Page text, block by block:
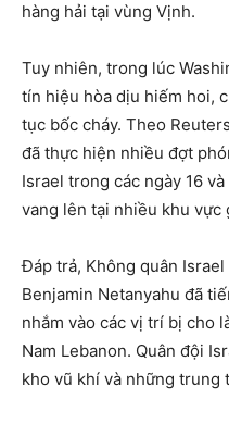
hàng hải tại vùng Vịnh.
Tuy nhiên, trong lúc
tín hiệu hòa dịu hiếm hoi,
tục bốc cháy. Theo
đã thực hiện nhiều đợt
Israel trong các ngày 16
vang lên tại nhiều khu
Đáp trả, Không quân
Benjamin Netanyahu đã
nhắm vào các vị trí bị cho
Nam Lebanon. Quân đội
kho vũ khí và những trung